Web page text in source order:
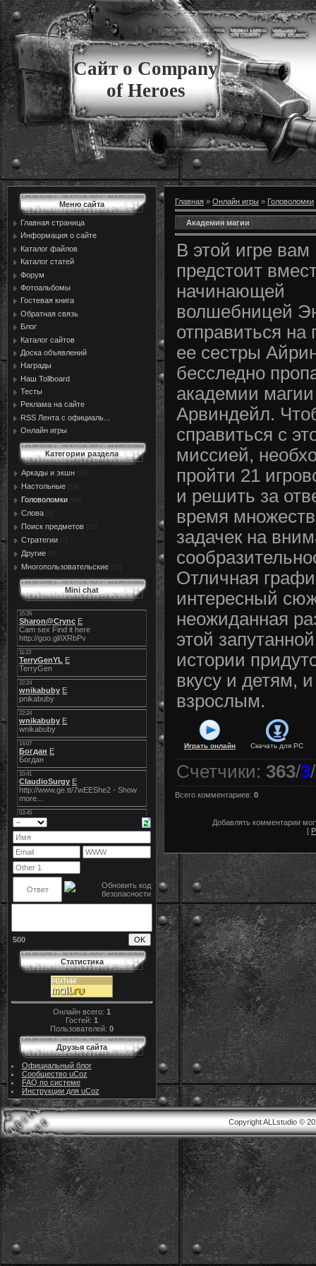
Сайт о Company
of Heroes
Меню сайта
Главная страница
Информация о сайте
Каталог файлов
Каталог статей
Форум
Фотоальбомы
Гостевая книга
Обратная связь
Блог
Каталог сайтов
Доска объявлений
Награды
Наш Tollboard
Тесты
Реклама на сайте
RSS Лента с официаль...
Онлайн игры
Категории раздела
Аркады и экшн
Настольные
Головоломки
Слова
Поиск предметов
Стратегии
Другие
Многопользовательские
Mini chat
500
Статистика
Онлайн всего: 1
Гостей: 1
Пользователей: 0
Друзья сайта
Официальный блог
Сообщество uCoz
FAQ по системе
Инструкции для uCoz
Главная » Онлайн игры » Головоломки
Академия магии
В этой игре вам
предстоит
начинающей
волшебницей
отправиться на
ее сестры
бесследно
академии магии
Арвиндейл.
справиться с
миссией,
пройти 21
и решить за
время
задачек на
Отличная
интересный
неожиданная
этой запутанной
истории
вкусу и детям, и
взрослым.
Играть онлайн Скачать для PC
Счетчики: 363/3/
Всего комментариев: 0
Добавлять комментарии
[
Copyright ALLstudio ©